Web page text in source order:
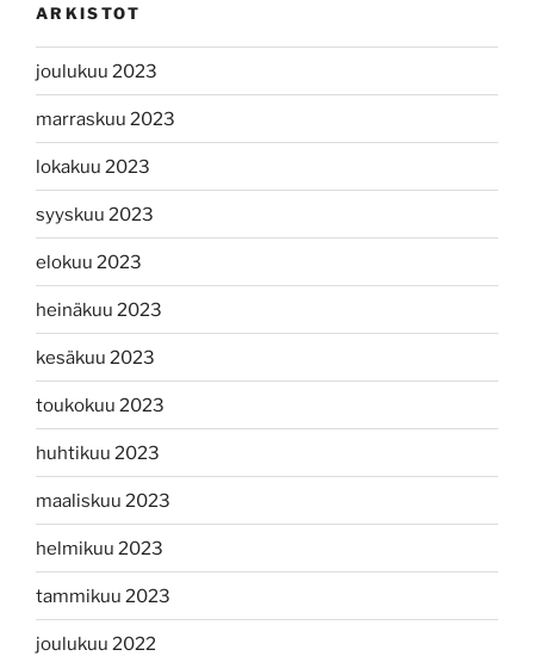
ARKISTOT
joulukuu 2023
marraskuu 2023
lokakuu 2023
syyskuu 2023
elokuu 2023
heinäkuu 2023
kesäkuu 2023
toukokuu 2023
huhtikuu 2023
maaliskuu 2023
helmikuu 2023
tammikuu 2023
joulukuu 2022